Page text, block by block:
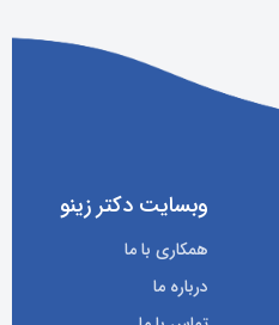
وبسایت دکتر زینو
همکاری با ما
درباره ما